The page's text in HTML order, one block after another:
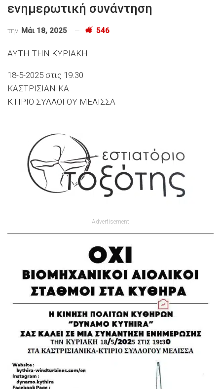
ενημερωτική συνάντηση
την Μάι 18, 2025 546
ΑΥΤΗ ΤΗΝ ΚΥΡΙΑΚΗ
18-5-2025 στις 19.30
ΚΑΣΤΡΙΣΙΑΝΙΚΑ
ΚΤΙΡΙΟ ΣΥΛΛΟΓΟΥ ΜΕΛΙΣΣΑ
Advertisement